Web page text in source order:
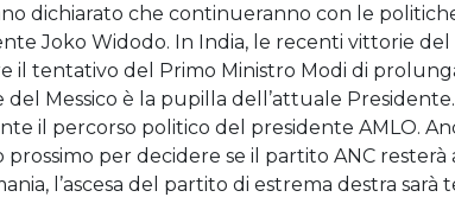
dichiarato che continueranno con le
Joko Widodo. In India, le recenti vittorie del
il tentativo del Primo Ministro Modi di
Messico è la pupilla dell’attuale
il percorso politico del presidente AMLO.
per decidere se il partito ANC resterà
l’ascesa del partito di estrema destra sarà